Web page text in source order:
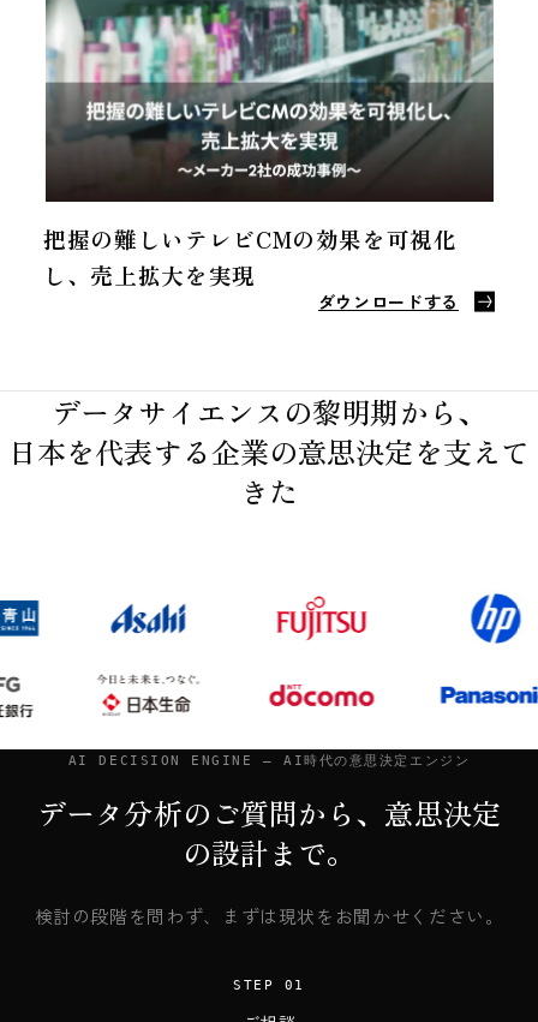
把握の難しいテレビCMの効果を可視化
し、売上拡大を実現
ダウンロードする
データサイエンスの黎明期から、
日本を代表する企業の意思決定を支えて
きた
AI DECISION ENGINE — AI時代の意思決定エンジン
データ分析のご質問から、意思決定
の設計まで。
検討の段階を問わず、まずは現状をお聞かせください。
STEP 01